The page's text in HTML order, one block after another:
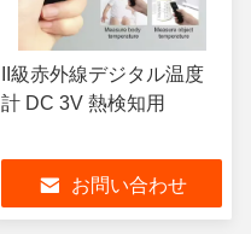
II級赤外線デジタル温度
計 DC 3V 熱検知用
お問い合わせ